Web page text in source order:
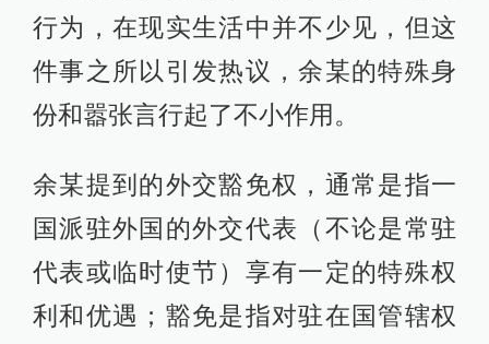
行为，在现实生活中并不少见，但这
件事之所以引发热议，余某的特殊身
份和嚣张言行起了不小作用。
余某提到的外交豁免权，通常是指一
国派驻外国的外交代表（不论是常驻
代表或临时使节）享有一定的特殊权
利和优遇；豁免是指对驻在国管辖权